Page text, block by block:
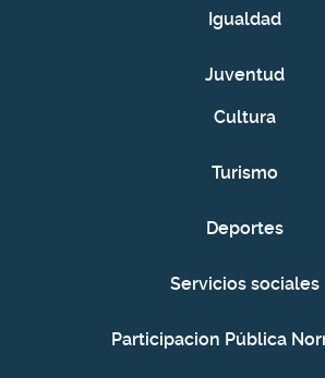
Igualdad
Juventud
Cultura
Turismo
Deportes
Servicios sociales
Participacion Pública